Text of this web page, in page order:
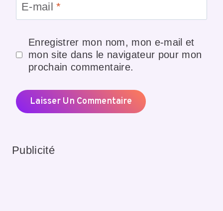
E-mail*
Enregistrer mon nom, mon e-mail et
mon site dans le navigateur pour mon
prochain commentaire.
Publicité